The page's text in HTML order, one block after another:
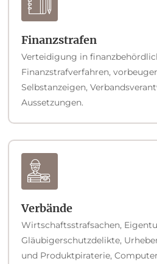
Finanzstrafen
Verteidigung in
Finanzstrafverfahren,
Selbstanzeigen,
Aussetzungen.
Verbände
Wirtschaftsstrafsachen,
Gläubigerschutzdelikte,
und Produktpiraterie,